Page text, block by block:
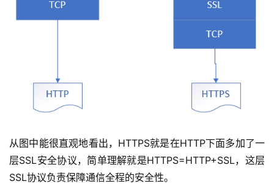
从图中能很直观地看出，HTTPS就是在HTTP下面多加了一
层SSL安全协议，简单理解就是HTTPS=HTTP+SSL，这层
SSL协议负责保障通信全程的安全性。